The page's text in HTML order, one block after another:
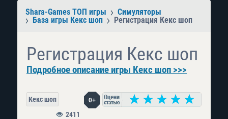
Shara-Games ТОП игры
Симуляторы
База игры Кекс шоп
Регистрация Кекс шоп
Регистрация Кекс шоп
Подробное описание игры Кекс шоп >>>
Кекс шоп 0+
2411